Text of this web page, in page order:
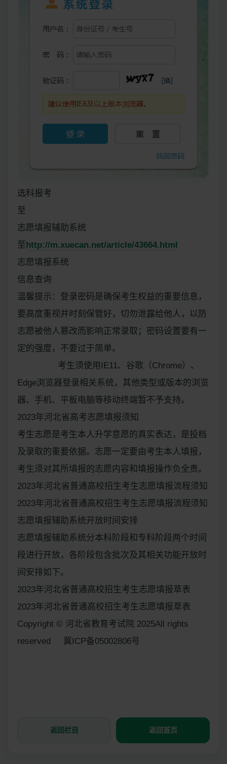
选科报考
至
志愿填报辅助系统
至http://m.xuecan.net/article/43664.html
志愿填报系统
信息查询
温馨提示：登录密码是确保考生权益的重要信息，
要高度重视并时刻保管好，切勿泄露给他人，以防
志愿被他人篡改而影响正常录取；密码设置要有一
定的强度，不要过于简单。
ㅤㅤㅤㅤㅤ考生须使用IE11、谷歌（Chrome）、
Edge浏览器登录相关系统，其他类型或版本的浏览
器、手机、平板电脑等移动终端暂不予支持。
2023年河北省高考志愿填报须知
考生志愿是考生本人升学意愿的真实表达，是投档
及录取的重要依据。志愿一定要由考生本人填报，
考生须对其所填报的志愿内容和填报操作负全责。
2023年河北省普通高校招生考生志愿填报流程须知
2023年河北省普通高校招生考生志愿填报流程须知
志愿填报辅助系统开放时间安排
志愿填报辅助系统分本科阶段和专科阶段两个时间
段进行开放，各阶段包含批次及其相关功能开放时
间安排如下。
2023年河北省普通高校招生考生志愿填报草表
2023年河北省普通高校招生考生志愿填报草表
Copyright © 河北省教育考试院 2025All rights
reserved 冀ICP备05002806号
返回栏目 返回首页